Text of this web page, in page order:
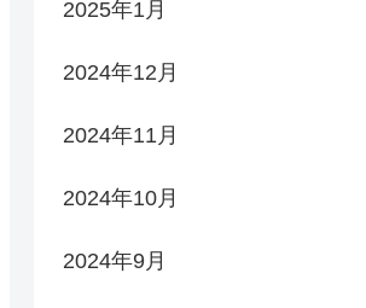
2025年1月
2024年12月
2024年11月
2024年10月
2024年9月